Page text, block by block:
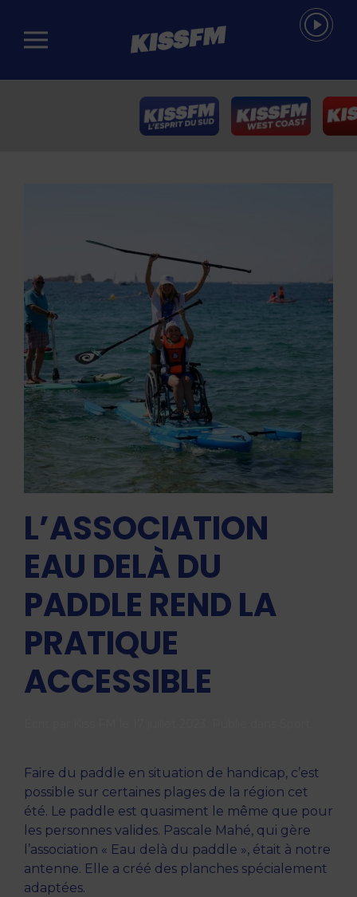
Passer au contenu principal
L’ASSOCIATION
EAU DELÀ DU
PADDLE REND LA
PRATIQUE
ACCESSIBLE
Faire du paddle en situation de handicap, c’est
possible sur certaines plages de la région cet
été. Le paddle est quasiment le même que pour
les personnes valides. Pascale Mahé, qui gère
l’association « Eau delà du paddle », était à notre
antenne. Elle a créé des planches spécialement
adaptées.